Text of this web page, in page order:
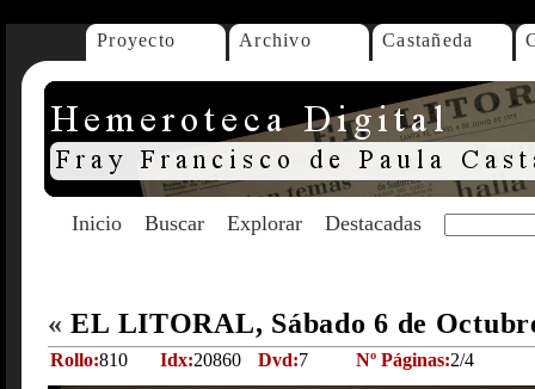
Proyecto Archivo Castañeda
Inicio Buscar Explorar Destacadas
« EL LITORAL, Sábado 6 de
Rollo:810 Idx:20860 Dvd:7 Nº Páginas:2/4